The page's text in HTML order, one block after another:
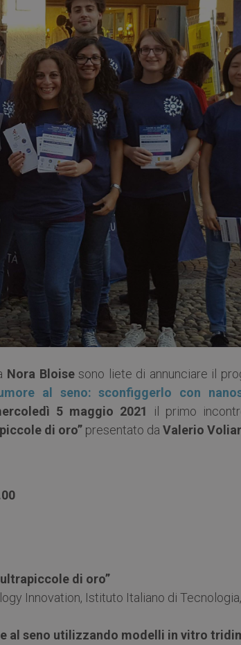
Nora Bloisesono liete di annunciare il
al seno: sconfiggerlo con
5 maggio 2021
il primo
di oro” presentato da Valerio
di oro”
Innovation, Istituto Italiano di
al seno utilizzando modelli in vitro